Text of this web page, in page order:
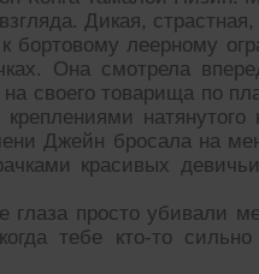
Дикая,
бортовому леерному
Она смотрела
на своего товарища по
Джейн бросала на
красивых
глаза просто убивали
тебе кто-то